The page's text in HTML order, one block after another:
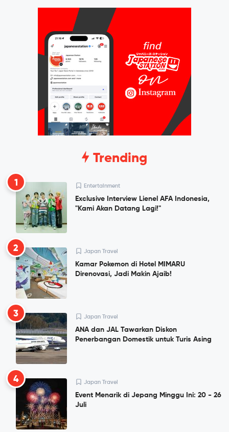
Trending
1 Entertainment
Exclusive Interview Lienel AFA Indonesia,
"Kami Akan Datang Lagi!"
2 Japan Travel
Kamar Pokemon di Hotel MIMARU
Direnovasi, Jadi Makin Ajaib!
3 Japan Travel
ANA dan JAL Tawarkan Diskon
Penerbangan Domestik untuk Turis Asing
4 Japan Travel
Event Menarik di Jepang Minggu Ini: 20 - 26
Juli